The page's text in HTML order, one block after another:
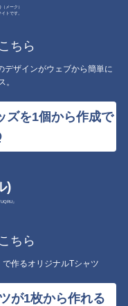
メーク）
トです。
ちら
ザインがウェブから簡単に
。
ズを1個から作成で
)
』
ちら
作るオリジナルTシャツ
が1枚から作れる